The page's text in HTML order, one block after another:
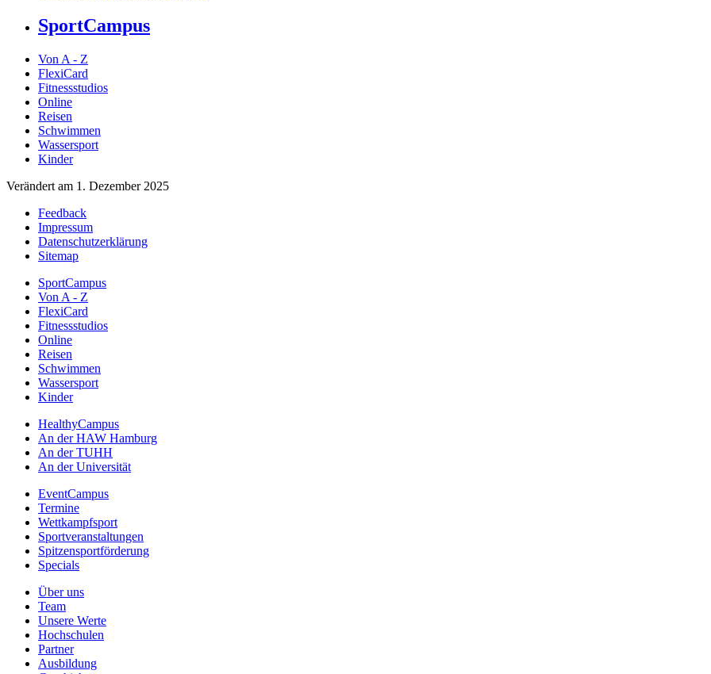
SportCampus
Von A - Z
FlexiCard
Fitnessstudios
Online
Reisen
Schwimmen
Wassersport
Kinder
Verändert am 1. Dezember 2025
Feedback
Impressum
Datenschutzerklärung
Sitemap
SportCampus
Von A - Z
FlexiCard
Fitnessstudios
Online
Reisen
Schwimmen
Wassersport
Kinder
HealthyCampus
An der HAW Hamburg
An der TUHH
An der Universität
EventCampus
Termine
Wettkampfsport
Sportveranstaltungen
Spitzensportförderung
Specials
Über uns
Team
Unsere Werte
Hochschulen
Partner
Ausbildung